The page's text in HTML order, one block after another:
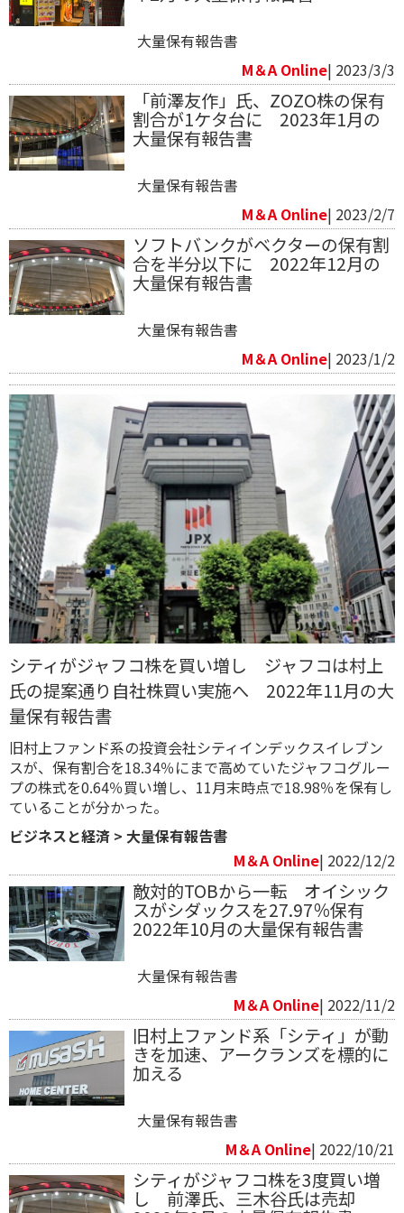
大量保有報告書
M＆A Online| 2023/3/3
「前澤友作」氏、ZOZO株の保有
割合が1ケタ台に 2023年1月の
大量保有報告書
大量保有報告書
M＆A Online| 2023/2/7
ソフトバンクがベクターの保有割
合を半分以下に 2022年12月の
大量保有報告書
大量保有報告書
M＆A Online| 2023/1/2
シティがジャフコ株を買い増し ジャフコは村上
氏の提案通り自社株買い実施へ 2022年11月の大
量保有報告書
旧村上ファンド系の投資会社シティインデックスイレブン
スが、保有割合を18.34％にまで高めていたジャフコグルー
プの株式を0.64％買い増し、11月末時点で18.98％を保有し
ていることが分かった。
ビジネスと経済 > 大量保有報告書
M＆A Online| 2022/12/2
敵対的TOBから一転 オイシック
スがシダックスを27.97％保有
2022年10月の大量保有報告書
大量保有報告書
M＆A Online| 2022/11/2
旧村上ファンド系「シティ」が動
きを加速、アークランズを標的に
加える
大量保有報告書
M＆A Online| 2022/10/21
シティがジャフコ株を3度買い増
し 前澤氏、三木谷氏は売却